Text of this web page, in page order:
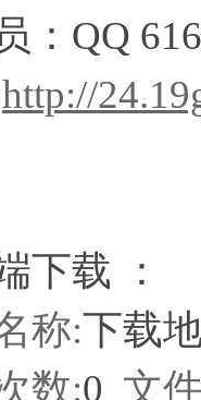
：QQ
http://
下载 ：
称:下载
数:0 文